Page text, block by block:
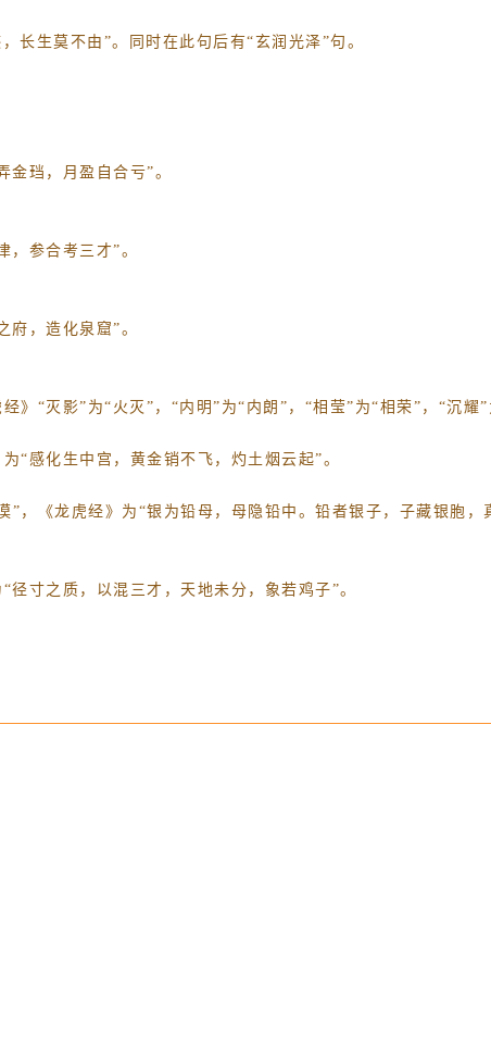
生莫不由”。同时在此句后有“玄润光泽”句。
珰，月盈自合亏”。
参合考三才”。
，造化泉窟”。
“灭影”为“火灭”，“内明”为“内朗”，“相莹”为“相荣”，“沉耀”
感化生中宫，黄金销不飞，灼土烟云起”。
《龙虎经》为“银为铅母，母隐铅中。铅者银子，子藏银胞，
寸之质，以混三才，天地未分，象若鸡子”。